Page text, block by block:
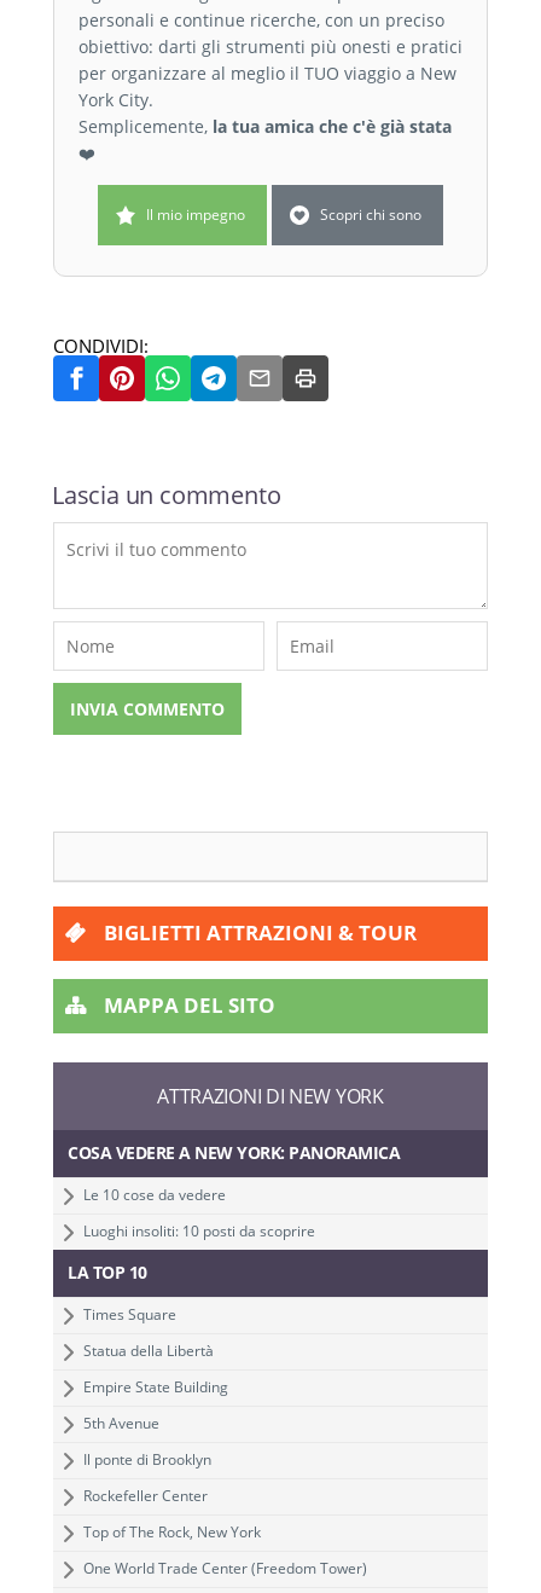
personali e continue ricerche, con un preciso
obiettivo: darti gli strumenti più onesti e pratici
per organizzare al meglio il TUO viaggio a New
York City.
Semplicemente, la tua amica che c'è già stata
❤️
Il mio impegno Scopri chi sono
CONDIVIDI:
Lascia un commento
BIGLIETTI ATTRAZIONI & TOUR
MAPPA DEL SITO
ATTRAZIONI DI NEW YORK
COSA VEDERE A NEW YORK: PANORAMICA
Le 10 cose da vedere
Luoghi insoliti: 10 posti da scoprire
LA TOP 10
Times Square
Statua della Libertà
Empire State Building
5th Avenue
Il ponte di Brooklyn
Rockefeller Center
Top of The Rock, New York
One World Trade Center (Freedom Tower)